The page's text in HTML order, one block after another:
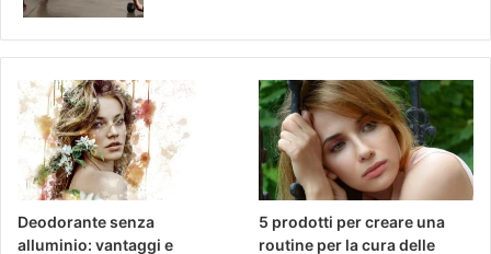
Deodorante senza
alluminio: vantaggi e
5 prodotti per creare una
routine per la cura delle